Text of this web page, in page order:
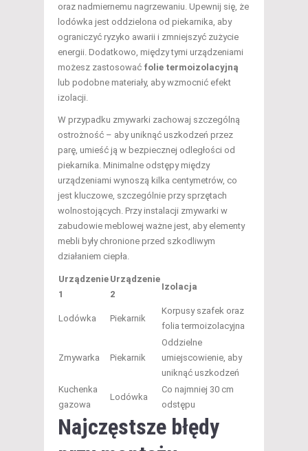
oraz nadmiernemu nagrzewaniu. Upewnij się, że
lodówka jest oddzielona od piekarnika, aby
ograniczyć ryzyko awarii i zmniejszyć zużycie
energii. Dodatkowo, między tymi urządzeniami
możesz zastosować folie termoizolacyjną
lub podobne materiały, aby wzmocnić efekt
izolacji.
W przypadku zmywarki zachowaj szczególną
ostrożność – aby uniknąć uszkodzeń przez
parę, umieść ją w bezpiecznej odległości od
piekarnika. Minimalne odstępy między
urządzeniami wynoszą kilka centymetrów, co
jest kluczowe, szczególnie przy sprzętach
wolnostojących. Przy instalacji zmywarki w
zabudowie meblowej ważne jest, aby elementy
mebli były chronione przed szkodliwym
działaniem ciepła.
Urządzenie
1
Urządzenie
2
Izolacja
Lodówka Piekarnik
Korpusy szafek oraz
folia termoizolacyjna
Zmywarka Piekarnik
Oddzielne
umiejscowienie, aby
uniknąć uszkodzeń
Kuchenka
gazowa
Lodówka
Co najmniej 30 cm
odstępu
Najczęstsze błędy